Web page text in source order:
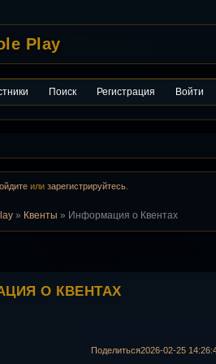
Play
Поиск Регистрация Войти
илизарегистрируйтесь
» Квенты » Информация о Квентах
О КВЕНТАХ
Поделиться2026-02-25